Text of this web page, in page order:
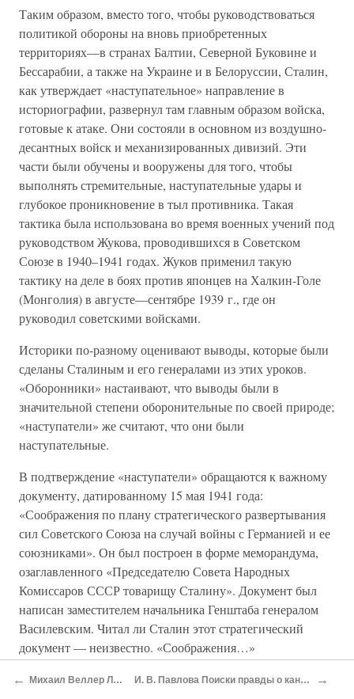
Таким образом, вместо того, чтобы руководствоваться
политикой обороны на вновь приобретенных
территориях—в странах Балтии, Северной Буковине и
Бессарабии, а также на Украине и в Белоруссии, Сталин,
как утверждает «наступательное» направление в
историографии, развернул там главным образом войска,
готовые к атаке. Они состояли в основном из воздушно-
десантных войск и механизированных дивизий. Эти
части были обучены и вооружены для того, чтобы
выполнять стремительные, наступательные удары и
глубокое проникновение в тыл противника. Такая
тактика была использована во время военных учений под
руководством Жукова, проводившихся в Советском
Союзе в 1940–1941 годах. Жуков применил такую
тактику на деле в боях против японцев на Халкин-Голе
(Монголия) в августе—сентябре 1939 г., где он
руководил советскими войсками.
Историки по-разному оценивают выводы, которые были
сделаны Сталиным и его генералами из этих уроков.
«Оборонники» настаивают, что выводы были в
значительной степени оборонительные по своей природе;
«наступатели» же считают, что они были
наступательные.
В подтверждение «наступатели» обращаются к важному
документу, датированному 15 мая 1941 года:
«Соображения по плану стратегического развертывания
сил Советского Союза на случай войны с Германией и ее
союзниками». Он был построен в форме меморандума,
озаглавленного «Председателю Совета Народных
Комиссаров СССР товарищу Сталину». Документ был
написан заместителем начальника Генштаба генералом
Василевским. Читал ли Сталин этот стратегический
документ — неизвестно. «Соображения…»
относящемся к спору отрывке читаем: «Учитывая, что
← Михаил Веллер Ледокол Суворов И. В. Павлова Поиски правды o кануне Второй мировой войны →